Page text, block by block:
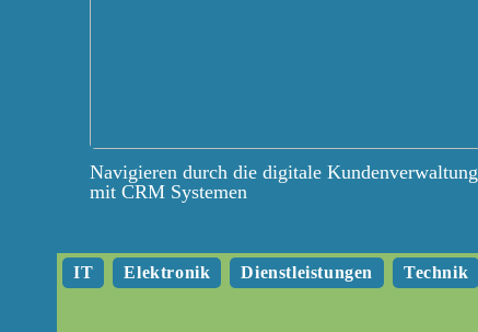
Navigieren durch die digitale Kundenverwaltung
mit CRM Systemen
IT Elektronik Dienstleistungen Technik